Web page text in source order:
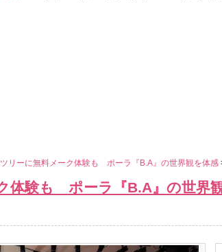
リーに無料メーク体験も ポーラ『B.A』の世界観を体感
体験も ポーラ『B.A』の世界